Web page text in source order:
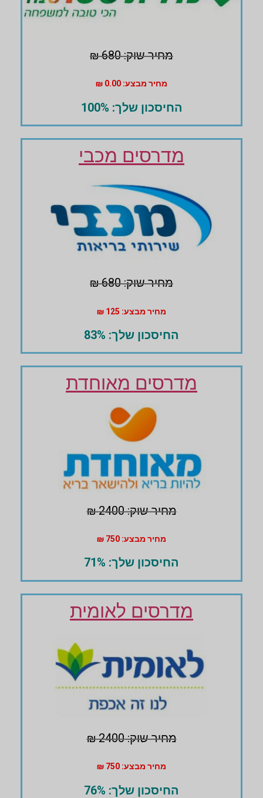
מחיר שוק: 680 ₪
מחיר מבצע: 0.00 ₪
החיסכון שלך: 100%
מדרסים מכבי
מחיר שוק: 680 ₪
מחיר מבצע: 125 ₪
החיסכון שלך: 83%
מדרסים מאוחדת
מחיר שוק: 2400 ₪
מחיר מבצע: 750 ₪
החיסכון שלך: 71%
מדרסים לאומית
מחיר שוק: 2400 ₪
מחיר מבצע: 750 ₪
החיסכון שלך: 76%